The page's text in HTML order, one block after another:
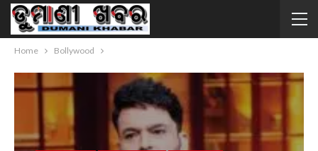
Home Bollywood